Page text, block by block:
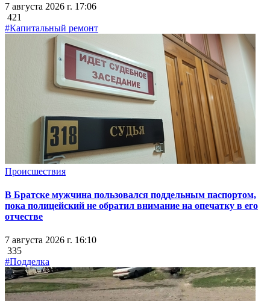
7 августа 2026 г. 17:06
421
#Капитальный ремонт
Происшествия
В Братске мужчина пользовался поддельным паспортом,
пока полицейский не обратил внимание на опечатку в его
отчестве
7 августа 2026 г. 16:10
335
#Подделка